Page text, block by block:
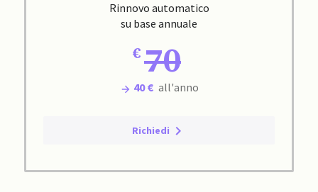
Rinnovo automatico
su base annuale
70
40 € all'anno
Richiedi